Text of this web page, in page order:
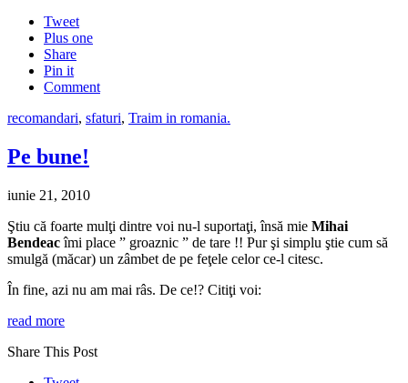
Tweet
Plus one
Share
Pin it
Comment
recomandari, sfaturi, Traim in romania.
Pe bune!
iunie 21, 2010
Ştiu că foarte mulţi dintre voi nu-l suportaţi, însă mie Mihai
Bendeacîmi place ” groaznic ” de tare !! Pur şi simplu ştie cum să
smulgă (măcar) un zâmbet de pe feţele celor ce-l citesc.
În fine, azi nu am mai râs. De ce!? Citiţi voi:
read more
Share This Post